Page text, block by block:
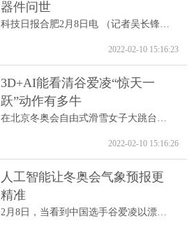
器件问世
2022-02-10 15:16:23
3D+AI能看清谷爱凌“惊天一
跃”动作有多牛
2022-02-10 15:16:26
人工智能让冬奥会气象预报更
精准